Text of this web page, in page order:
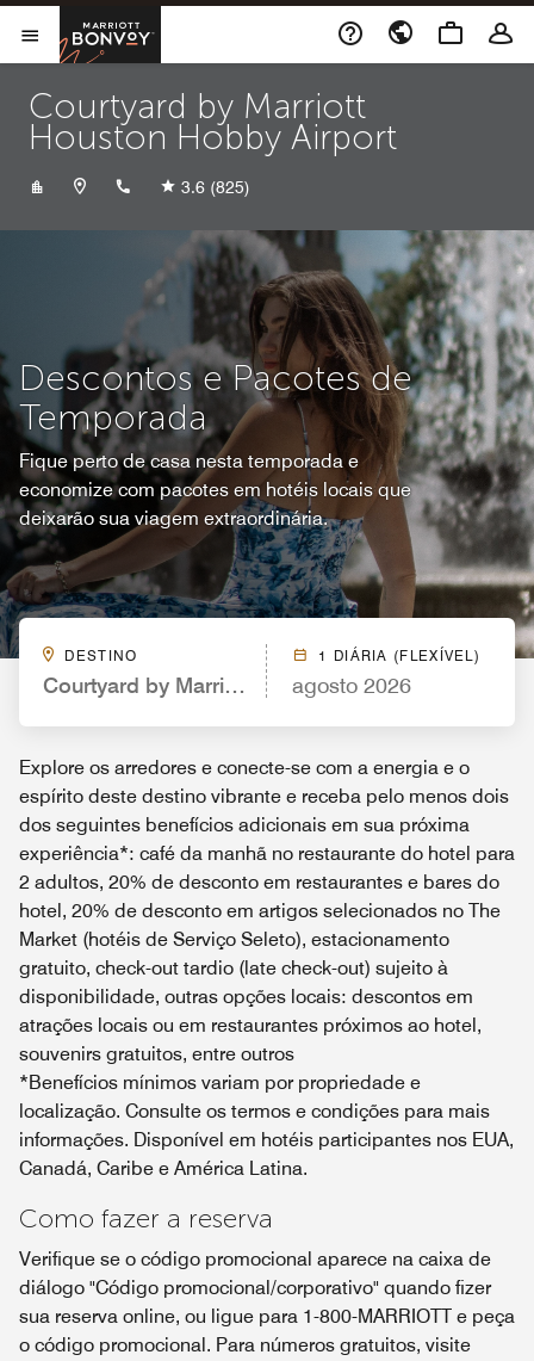
Skip to Content
Abrir menu
Marriott Bonvoy
Courtyard by Marriott
Houston Hobby Airport
+17139101700
3.6 (825)
Descontos e Pacotes de
Temporada
Fique perto de casa nesta temporada e
economize com pacotes em hotéis locais que
deixarão sua viagem extraordinária.
DESTINO
Courtyard by Marriott Houston Hobby Airport
1 DIÁRIA (FLEXÍVEL)
agosto 2026
Explore os arredores e conecte-se com a energia e o
espírito deste destino vibrante e receba pelo menos dois
dos seguintes benefícios adicionais em sua próxima
experiência*: café da manhã no restaurante do hotel para
2 adultos, 20% de desconto em restaurantes e bares do
hotel, 20% de desconto em artigos selecionados no The
Market (hotéis de Serviço Seleto), estacionamento
gratuito, check-out tardio (late check-out) sujeito à
disponibilidade, outras opções locais: descontos em
atrações locais ou em restaurantes próximos ao hotel,
souvenirs gratuitos, entre outros
*Benefícios mínimos variam por propriedade e
localização. Consulte os termos e condições para mais
informações. Disponível em hotéis participantes nos EUA,
Canadá, Caribe e América Latina.
Como fazer a reserva
Verifique se o código promocional aparece na caixa de
diálogo "Código promocional/corporativo" quando fizer
sua reserva online, ou ligue para 1-800-MARRIOTT e peça
o código promocional. Para números gratuitos, visite